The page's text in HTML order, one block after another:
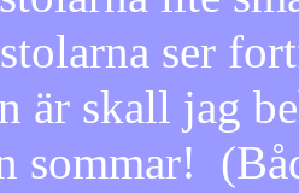
ser
är skall jag